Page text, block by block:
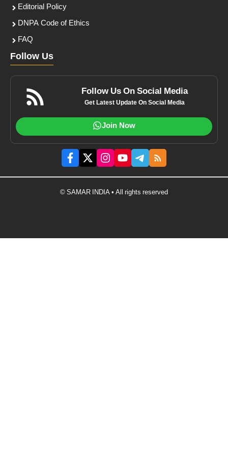
Editorial Policy
DNPA Code of Ethics
FAQ
Follow Us
Follow Us On Social Media
Get Latest Update On Social Media
Join Now
© SAMAR INDIA • All rights reserved